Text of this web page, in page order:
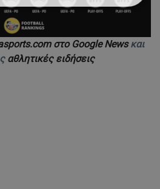
στο Google Newsκαι
αθλητικές ειδήσεις